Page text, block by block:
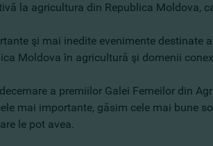
la agricultura din Republica Moldova,
şi mai inedite evenimente destinate
Moldova în agricultură şi domenii
a premiilor Galei Femeilor din
mai importante, găsim cele mai bune
le pot avea.